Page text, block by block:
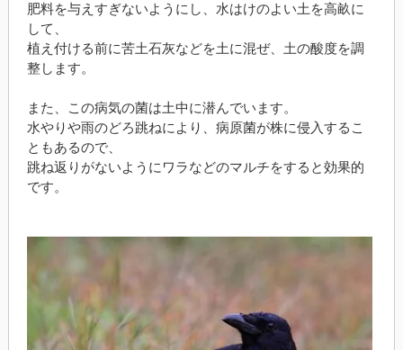
肥料を与えすぎないようにし、水はけのよい土を高畝に
して、
植え付ける前に苦土石灰などを土に混ぜ、土の酸度を調
整します。
また、この病気の菌は土中に潜んでいます。
水やりや雨のどろ跳ねにより、病原菌が株に侵入するこ
ともあるので、
跳ね返りがないようにワラなどのマルチをすると効果的
です。